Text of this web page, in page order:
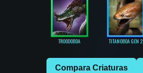
TROODOBOA TITANOBOA GEN 2
Compara Criaturas